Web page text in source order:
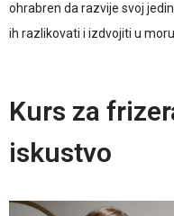
ohrabren da razvije svoj
ih razlikovati i izdvojiti u
Kurs za
iskustvo